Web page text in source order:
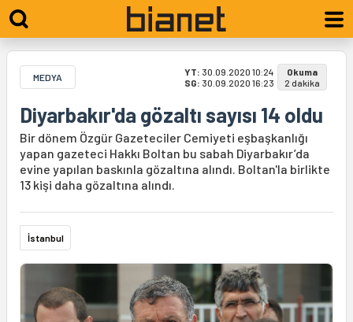
MEDYA YT: 30.09.2020 10:24
SG: 30.09.2020 16:23
Okuma
2 dakika
Diyarbakır'da gözaltı sayısı 14 oldu
Bir dönem Özgür Gazeteciler Cemiyeti eşbaşkanlığı
yapan gazeteci Hakkı Boltan bu sabah Diyarbakır’da
evine yapılan baskınla gözaltına alındı. Boltan'la birlikte
13 kişi daha gözaltına alındı.
İstanbul